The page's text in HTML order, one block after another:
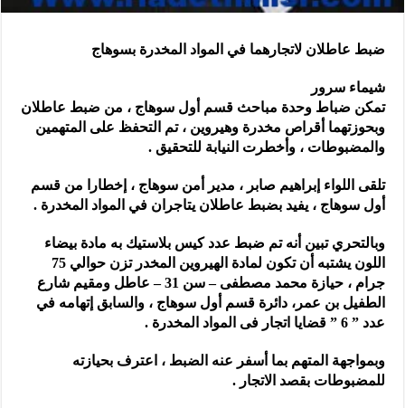
ضبط عاطلان لاتجارهما في المواد المخدرة بسوهاج
شيماء سرور
تمكن ضباط وحدة مباحث قسم أول سوهاج ، من ضبط عاطلان
وبحوزتهما أقراص مخدرة وهيروين ، تم التحفظ على المتهمين
والمضبوطات ، وأخطرت النيابة للتحقيق .
تلقى اللواء إبراهيم صابر ، مدير أمن سوهاج ، إخطارا من قسم
أول سوهاج ، يفيد بضبط عاطلان يتاجران في المواد المخدرة .
وبالتحري تبين أنه تم ضبط عدد كيس بلاستيك به مادة بيضاء
اللون يشتبه أن تكون لمادة الهيروين المخدر تزن حوالي 75
جرام ، حيازة محمد مصطفى – سن 31 – عاطل ومقيم شارع
الطفيل بن عمر، دائرة قسم أول سوهاج ، والسابق إتهامه في
عدد ” 6 ” قضايا اتجار فى المواد المخدرة .
وبمواجهة المتهم بما أسفر عنه الضبط ، اعترف بحيازته
للمضبوطات بقصد الاتجار .